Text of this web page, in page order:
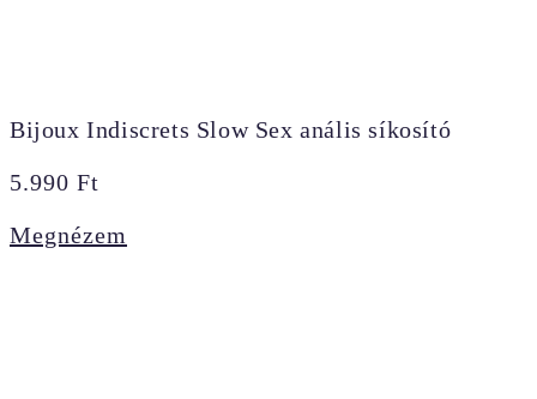
Bijoux Indiscrets Slow Sex anális síkosító
5.990 Ft
Megnézem